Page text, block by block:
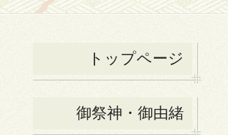
トップページ
御祭神・御由緒